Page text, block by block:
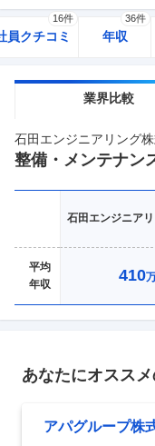
員クチコミ
16件
年収
36件
業界比較
石田エンジニアリング
整備・メンテナン
石田エンジニア
平均
年収
410
あなたにオスス
アパグループ株